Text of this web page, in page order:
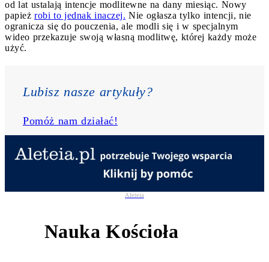
od lat ustalają intencje modlitewne na dany miesiąc. Nowy
papież robi to jednak inaczej. Nie ogłasza tylko intencji, nie
ogranicza się do pouczenia, ale modli się i w specjalnym
wideo przekazuje swoją własną modlitwę, której każdy może
użyć.
Lubisz nasze artykuły?
Pomóż nam działać!
Aleteia
Nauka Kościoła